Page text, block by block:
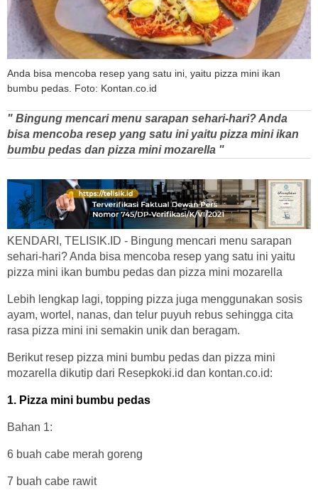
Anda bisa mencoba resep yang satu ini, yaitu pizza mini ikan
bumbu pedas. Foto: Kontan.co.id
" Bingung mencari menu sarapan sehari-hari? Anda
bisa mencoba resep yang satu ini yaitu pizza mini ikan
bumbu pedas dan pizza mini mozarella "
KENDARI, TELISIK.ID - Bingung mencari menu sarapan
sehari-hari? Anda bisa mencoba resep yang satu ini yaitu
pizza mini ikan bumbu pedas dan pizza mini mozarella
Lebih lengkap lagi, topping pizza juga menggunakan sosis
ayam, wortel, nanas, dan telur puyuh rebus sehingga cita
rasa pizza mini ini semakin unik dan beragam.
Berikut resep pizza mini bumbu pedas dan pizza mini
mozarella dikutip dari Resepkoki.id dan kontan.co.id:
1. Pizza mini bumbu pedas
Bahan 1:
6 buah cabe merah goreng
7 buah cabe rawit